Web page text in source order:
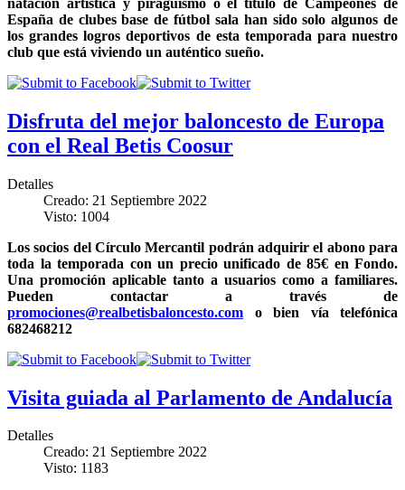
España de clubes base de fútbol sala han sido solo algunos de
los grandes logros deportivos de esta temporada para nuestro
club que está viviendo un auténtico sueño.
Disfruta del mejor baloncesto de Europa
con el Real Betis Coosur
Detalles
Creado: 21 Septiembre 2022
Visto: 1004
Los socios del Círculo Mercantil podrán adquirir el abono para
toda la temporada con un precio unificado de 85€ en Fondo.
Una promoción aplicable tanto a usuarios como a familiares.
Pueden contactar a través de
promociones@realbetisbaloncesto.com o bien vía telefónica
682468212
Visita guiada al Parlamento de Andalucía
Detalles
Creado: 21 Septiembre 2022
Visto: 1183